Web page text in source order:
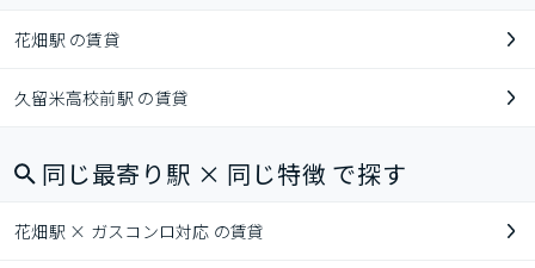
花畑駅 の賃貸
久留米高校前駅 の賃貸
同じ最寄り駅 × 同じ特徴 で探す
花畑駅 × ガスコンロ対応 の賃貸